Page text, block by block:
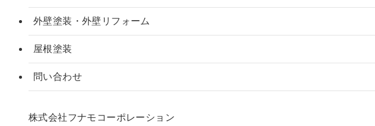
外壁塗装・外壁リフォーム
屋根塗装
問い合わせ
株式会社フナモコーポレーション